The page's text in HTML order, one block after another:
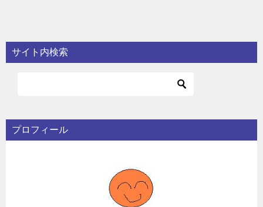
サイト内検索
プロフィール